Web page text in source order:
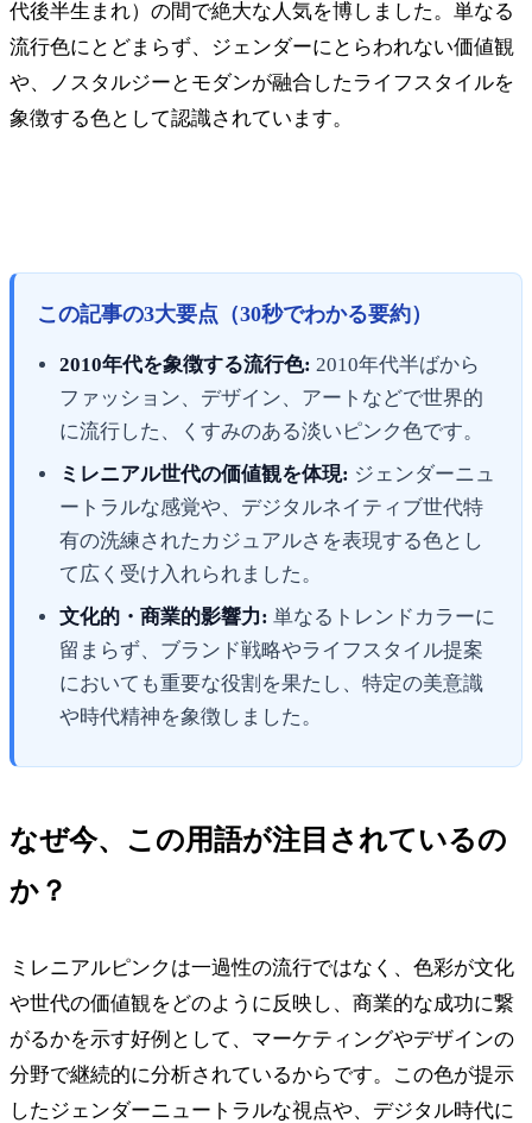
代後半生まれ）の間で絶大な人気を博しました。単なる
流行色にとどまらず、ジェンダーにとらわれない価値観
や、ノスタルジーとモダンが融合したライフスタイルを
象徴する色として認識されています。
この記事の3大要点（30秒でわかる要約）
2010年代を象徴する流行色: 2010年代半ばから
ファッション、デザイン、アートなどで世界的
に流行した、くすみのある淡いピンク色です。
ミレニアル世代の価値観を体現: ジェンダーニュ
ートラルな感覚や、デジタルネイティブ世代特
有の洗練されたカジュアルさを表現する色とし
て広く受け入れられました。
文化的・商業的影響力: 単なるトレンドカラーに
留まらず、ブランド戦略やライフスタイル提案
においても重要な役割を果たし、特定の美意識
や時代精神を象徴しました。
なぜ今、この用語が注目されているの
か？
ミレニアルピンクは一過性の流行ではなく、色彩が文化
や世代の価値観をどのように反映し、商業的な成功に繋
がるかを示す好例として、マーケティングやデザインの
分野で継続的に分析されているからです。この色が提示
したジェンダーニュートラルな視点や、デジタル時代に